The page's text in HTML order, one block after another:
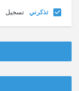
تذكرني تسجيل